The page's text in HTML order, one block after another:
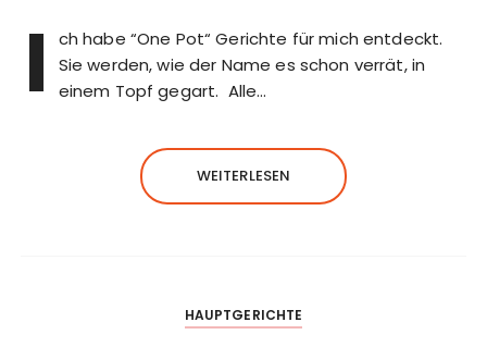
I
ch habe “One Pot“ Gerichte für mich entdeckt.
Sie werden, wie der Name es schon verrät, in
einem Topf gegart. Alle…
WEITERLESEN
HAUPTGERICHTE